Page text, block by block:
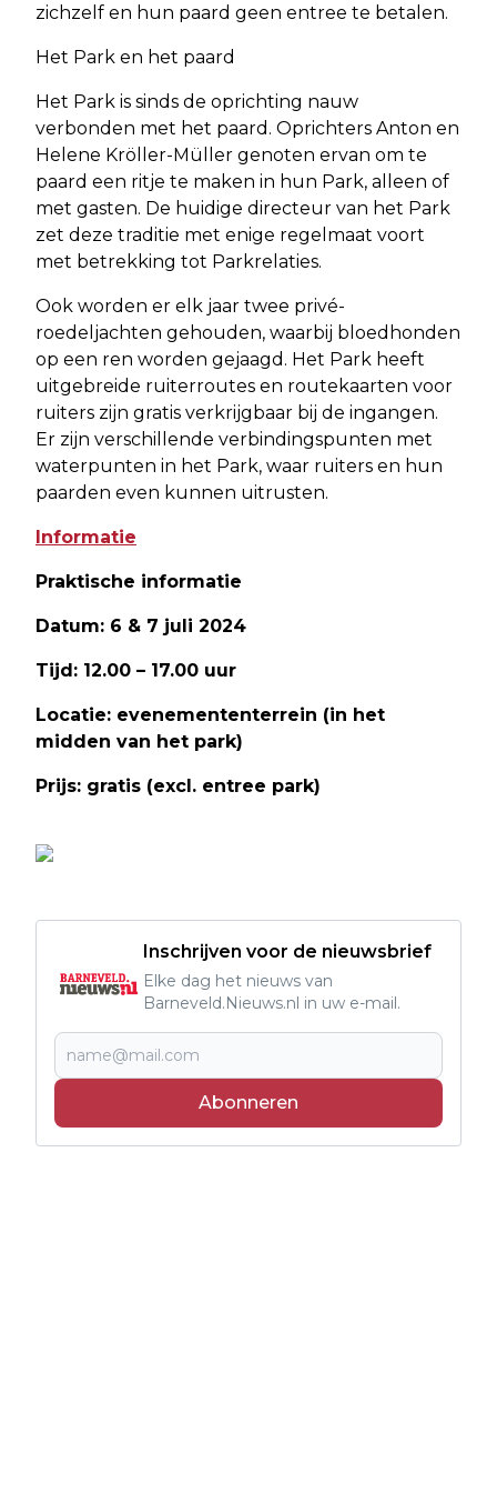
zichzelf en hun paard geen entree te betalen.
Het Park en het paard
Het Park is sinds de oprichting nauw
verbonden met het paard. Oprichters Anton en
Helene Kröller-Müller genoten ervan om te
paard een ritje te maken in hun Park, alleen of
met gasten. De huidige directeur van het Park
zet deze traditie met enige regelmaat voort
met betrekking tot Parkrelaties.
Ook worden er elk jaar twee privé-
roedeljachten gehouden, waarbij bloedhonden
op een ren worden gejaagd. Het Park heeft
uitgebreide ruiterroutes en routekaarten voor
ruiters zijn gratis verkrijgbaar bij de ingangen.
Er zijn verschillende verbindingspunten met
waterpunten in het Park, waar ruiters en hun
paarden even kunnen uitrusten.
Informatie
Praktische informatie
Datum: 6 & 7 juli 2024
Tijd: 12.00 – 17.00 uur
Locatie: evenemententerrein (in het
midden van het park)
Prijs: gratis (excl. entree park)
Inschrijven voor de nieuwsbrief
Elke dag het nieuws van
Barneveld.Nieuws.nl in uw e-mail.
Abonneren